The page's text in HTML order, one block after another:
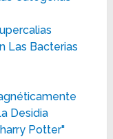
Las Bacterias
Desidia
Potter"